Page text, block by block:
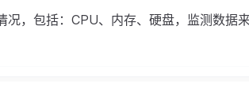
况，包括：CPU、内存、硬盘，监测数据